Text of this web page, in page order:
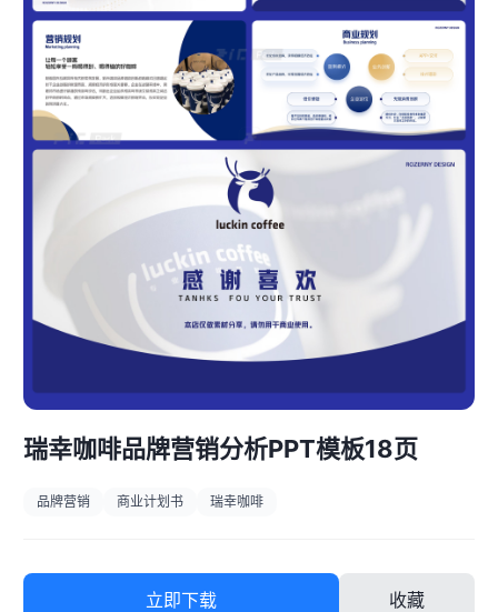
瑞幸咖啡品牌营销分析PPT模板18页
品牌营销 商业计划书 瑞幸咖啡
立即下载 收藏